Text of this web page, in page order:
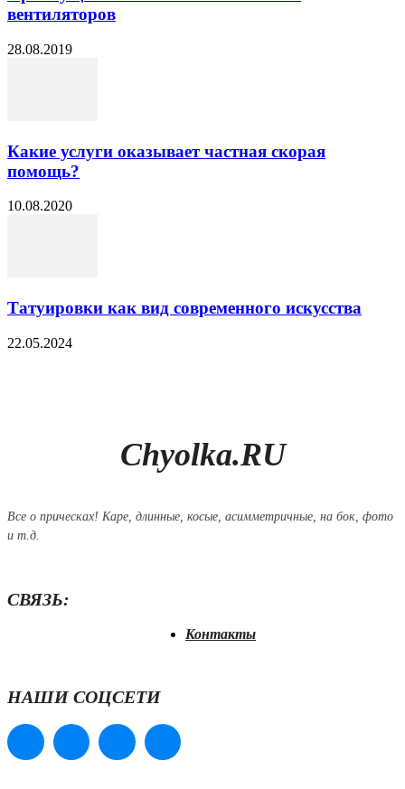
вентиляторов
28.08.2019
Какие услуги оказывает частная скорая
помощь?
10.08.2020
Татуировки как вид современного искусства
22.05.2024
Chyolka.RU
Все о прическах! Каре, длинные, косые, асимметричные, на бок, фото
и т.д.
СВЯЗЬ:
Контакты
НАШИ СОЦСЕТИ